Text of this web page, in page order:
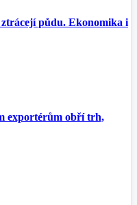
půdu. Ekonomika i
exportérům obří trh,